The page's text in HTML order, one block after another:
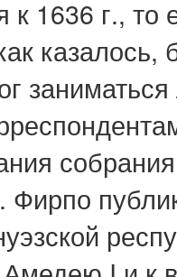
1636 г., то
Фирпо